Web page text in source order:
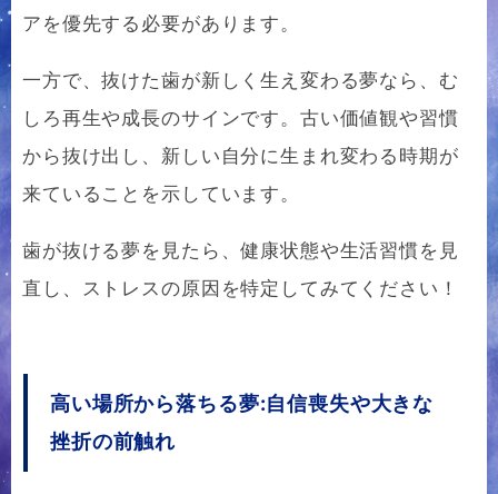
アを優先する必要があります。
一方で、抜けた歯が新しく生え変わる夢なら、む
しろ再生や成長のサインです。古い価値観や習慣
から抜け出し、新しい自分に生まれ変わる時期が
来ていることを示しています。
歯が抜ける夢を見たら、健康状態や生活習慣を見
直し、ストレスの原因を特定してみてください！
高い場所から落ちる夢:自信喪失や大きな
挫折の前触れ